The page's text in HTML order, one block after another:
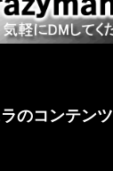
のコンテンツ